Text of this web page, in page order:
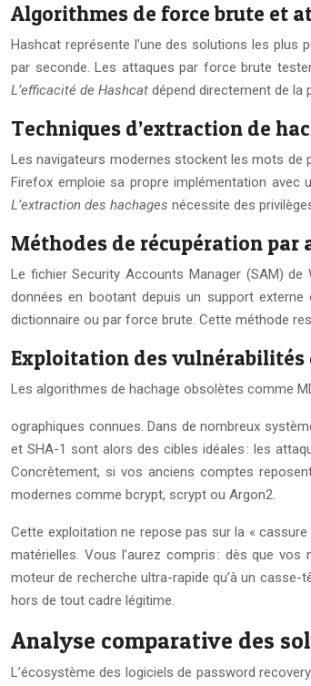
Algorithmes de force brute et
Hashcat représente l’une des solutions les
par seconde. Les attaques par force brute
L’efficacité de Hashcat dépend directement de la
Techniques d’extraction de
Les navigateurs modernes stockent les mots de
Firefox emploie sa propre implémentation avec
L’extraction des hachages nécessite des
Méthodes de récupération par
Le fichier Security Accounts Manager (SAM)
données en bootant depuis un support
dictionnaire ou par force brute. Cette méthode
Exploitation des vulnérabilités
Les algorithmes de hachage obsolètes comme
ographiques connues. Dans de nombreux
et SHA-1 sont alors des cibles idéales : les
Concrètement, si vos anciens comptes
modernes comme bcrypt, scrypt ou Argon2.
Cette exploitation ne repose pas sur la «
matérielles. Vous l’aurez compris : dès que
moteur de recherche ultra-rapide qu’à un
hors de tout cadre légitime.
Analyse comparative des
L’écosystème des logiciels de password